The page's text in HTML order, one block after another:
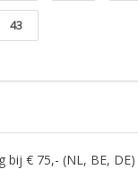
43
bij € 75,- (NL, BE, DE)